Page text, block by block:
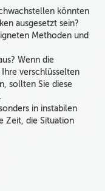
könnten
ausgesetzt sein?
Methoden und
Wenn die
verschlüsselten
sollten Sie diese
in instabilen
Zeit, die Situation